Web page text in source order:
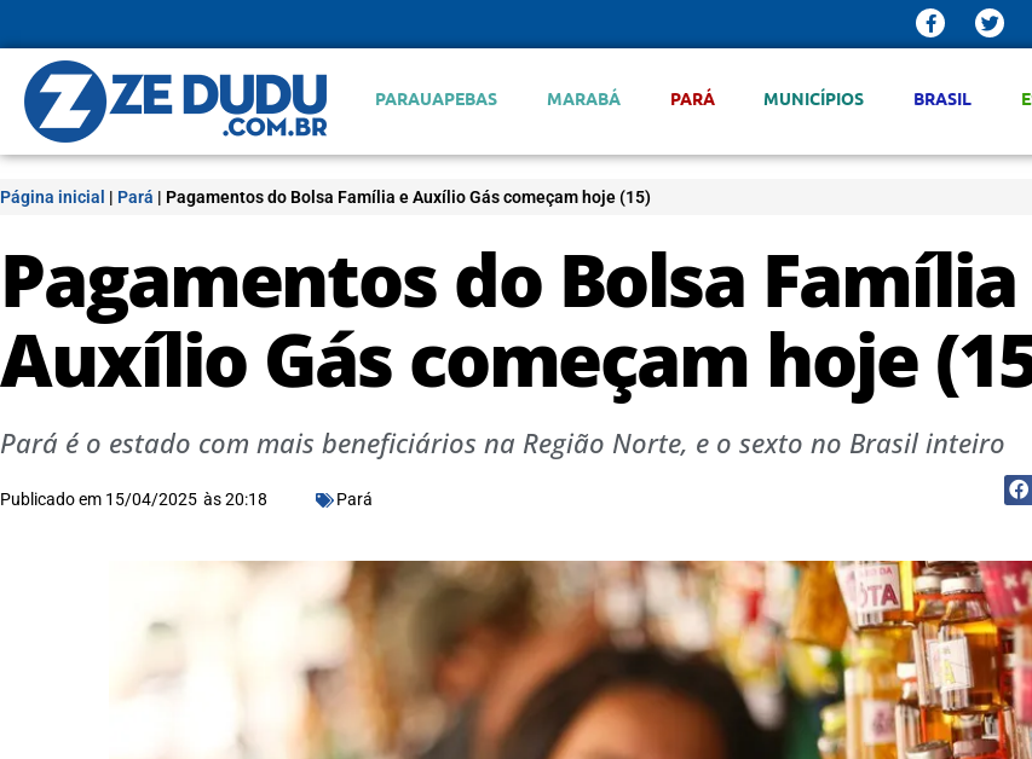
PARAUAPEBAS MARABÁ PARÁ MUNICÍPIOS BRASIL
Página inicial | Pará | Pagamentos do Bolsa Família e Auxílio Gás começam hoje (15)
Pagamentos do Bolsa
Auxílio Gás começam hoje
Pará é o estado com mais beneficiários na Região Norte, e o sexto no Brasil inteiro
Publicado em 15/04/2025 às20:18 Pará